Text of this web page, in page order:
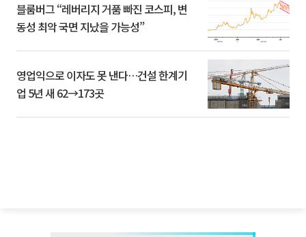
블룸버그 “레버리지 거품 빠진 코스피, 변
동성 최악 국면 지났을 가능성”
영업익으로 이자도 못 낸다…건설 한계기
업 5년 새 62→173곳